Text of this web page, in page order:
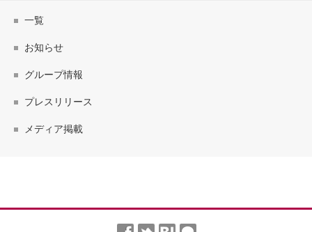
一覧
お知らせ
グループ情報
プレスリリース
メディア掲載